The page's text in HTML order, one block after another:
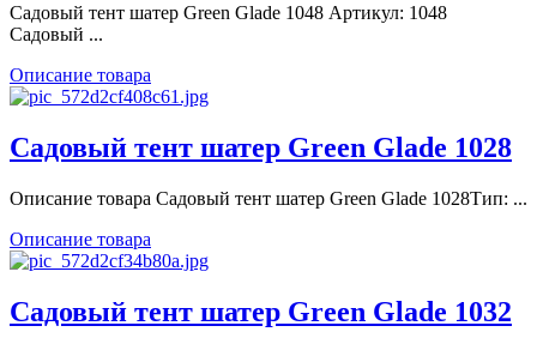
Садовый тент шатер Green Glade 1048 Артикул: 1048
Садовый ...
Описание товара
Садовый тент шатер Green Glade 1028
Описание товара Садовый тент шатер Green Glade 1028Тип: ...
Описание товара
Садовый тент шатер Green Glade 1032